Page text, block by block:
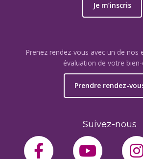
Je m’inscris
Prenez rendez-vous avec un de nos
évaluation de votre
Prendre rendez-
Suivez-nous